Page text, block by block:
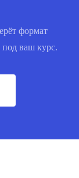
формат
под ваш курс.